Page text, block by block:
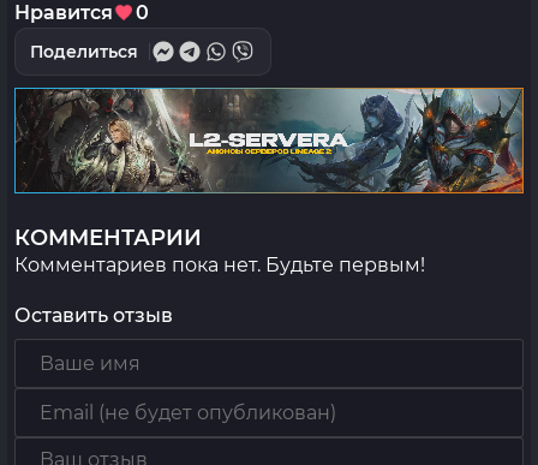
Нравится 0
Поделиться
КОММЕНТАРИИ
Комментариев пока нет. Будьте первым!
Оставить отзыв